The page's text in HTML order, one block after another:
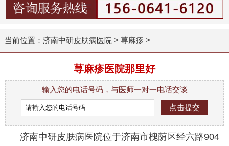
当前位置： 济南中研皮肤病医院 > 荨麻疹 >
荨麻疹医院那里好
输入您的电话号码，与医师一对一电话交谈
济南中研皮肤病医院位于济南市槐荫区经六路904